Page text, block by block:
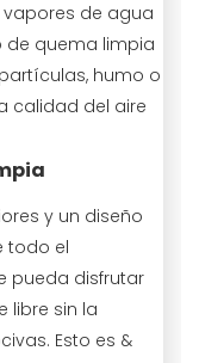
de agua
de quema limpia
humo o
calidad del aire
y un diseño
todo el
pueda disfrutar
libre sin la
Esto es &